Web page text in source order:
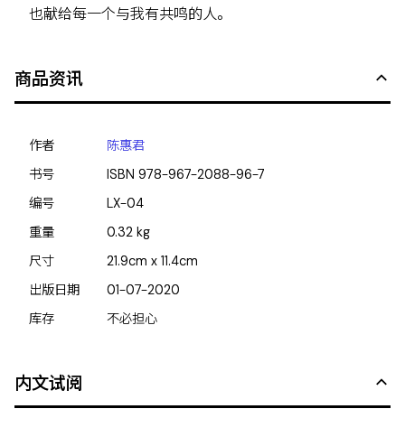
也献给每一个与我有共鸣的人。
商品资讯
作者
陈惠君
书号
ISBN978-967-2088-96-7
编号
LX-04
重量
0.32 kg
尺寸
21.9cm x 11.4cm
出版日期
01-07-2020
库存
不必担心
内文试阅